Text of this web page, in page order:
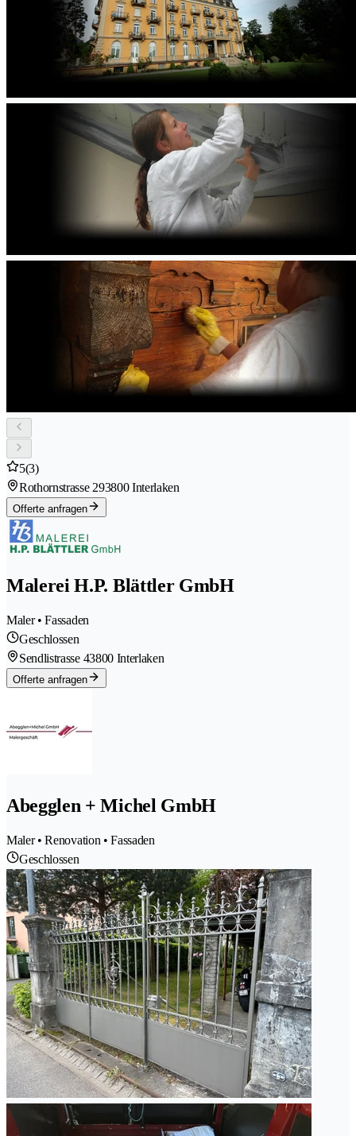
5(3)
Rothornstrasse 293800 Interlaken
Offerte anfragen
Malerei H.P. Blättler GmbH
Maler • Fassaden
Geschlossen
Sendlistrasse 43800 Interlaken
Offerte anfragen
Abegglen + Michel GmbH
Maler • Renovation • Fassaden
Geschlossen